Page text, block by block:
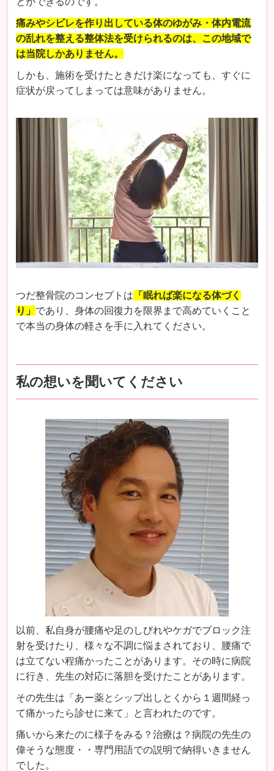
痛みやシビレを作り出している体のゆがみ・体内電流
の乱れを整える整体法を受けられるのは、この地域で
は当院しかありません。
しかも、施術を受けたときだけ楽になっても、すぐに
症状が戻ってしまっては意味がありません。
つだ整骨院のコンセプトは 「眠れば楽になる体づく
り」 であり、身体の回復力を限界まで高めていくこと
で本当の身体の軽さを手に入れてください。
私の想いを聞いてください
以前、私自身が腰痛や足のしびれやケガでブロック注
射を受けたり、様々な不調に悩まされており、腰痛で
は立てない程痛かったことがあります。その時に病院
に行き、先生の対応に落胆を受けたことがあります。
その先生は「あー薬とシップ出しとくから１週間経っ
て痛かったら診せに来て」と言われたのです。
痛いから来たのに様子をみる？治療は？病院の先生の
偉そうな態度・・専門用語での説明で納得いきません
でした。